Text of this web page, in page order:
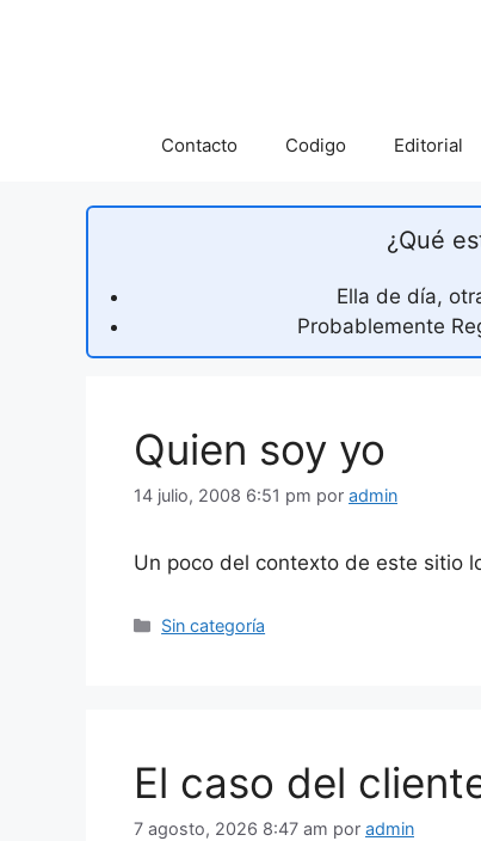
Contacto Codigo Editorial
¿Qué
Ella de día,
Probablemente
Quien soy yo
14 julio, 2008 6:51 pm por admin
Un poco del contexto de este sitio
Categorías
Sin categoría
El caso del
7 agosto, 2026 8:47 am por admin